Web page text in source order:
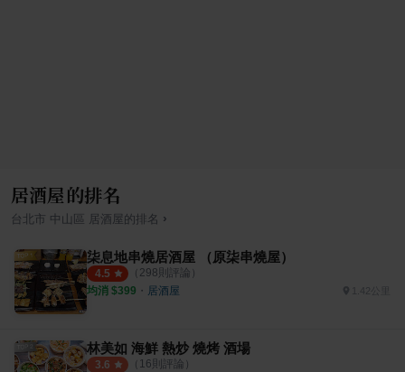
居酒屋的排名
台北市 中山區 居酒屋 的排名 ›
柒息地串燒居酒屋 （原柒串燒屋）
4.5 （ 298則評論）
均消 $399 ・ 居酒屋 1.42公里
林美如 海鮮 熱炒 燒烤 酒場
3.6 （ 16則評論）